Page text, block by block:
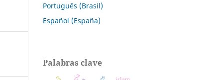
Português (Brasil)
Español (España)
Palabras clave